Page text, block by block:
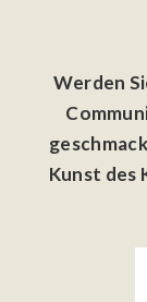
Werden
Kunst des